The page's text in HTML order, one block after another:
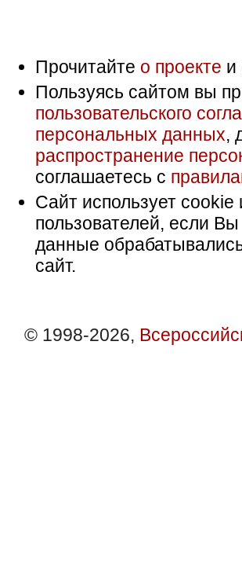
Прочитайте о проекте и
Пользуясь сайтом вы
пользовательского
персональных данных,
распространение
соглашаетесь с
Сайт использует
пользователей, если
данные
сайт.
© 1998-2026,